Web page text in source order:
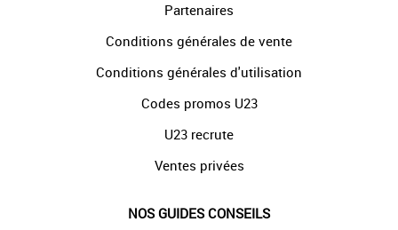
Partenaires
Conditions générales de vente
Conditions générales d'utilisation
Codes promos U23
U23 recrute
Ventes privées
NOS GUIDES CONSEILS